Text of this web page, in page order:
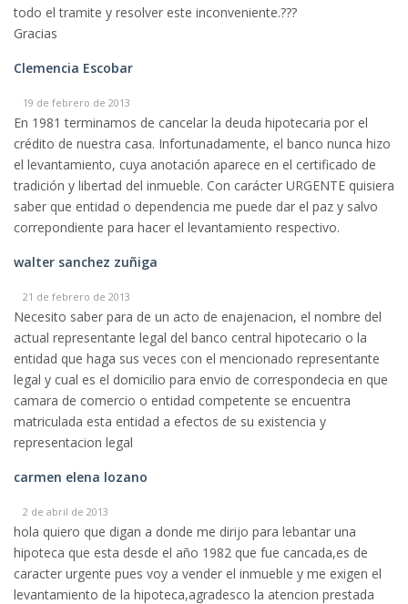
todo el tramite y resolver este inconveniente.???
Gracias
Clemencia Escobar
19 de febrero de 2013
En 1981 terminamos de cancelar la deuda hipotecaria por el
crédito de nuestra casa. Infortunadamente, el banco nunca hizo
el levantamiento, cuya anotación aparece en el certificado de
tradición y libertad del inmueble. Con carácter URGENTE quisiera
saber que entidad o dependencia me puede dar el paz y salvo
correpondiente para hacer el levantamiento respectivo.
walter sanchez zuñiga
21 de febrero de 2013
Necesito saber para de un acto de enajenacion, el nombre del
actual representante legal del banco central hipotecario o la
entidad que haga sus veces con el mencionado representante
legal y cual es el domicilio para envio de correspondecia en que
camara de comercio o entidad competente se encuentra
matriculada esta entidad a efectos de su existencia y
representacion legal
carmen elena lozano
2 de abril de 2013
hola quiero que digan a donde me dirijo para lebantar una
hipoteca que esta desde el año 1982 que fue cancada,es de
caracter urgente pues voy a vender el inmueble y me exigen el
levantamiento de la hipoteca,agradesco la atencion prestada